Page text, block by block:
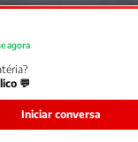
agora
💬
Iniciar conversa